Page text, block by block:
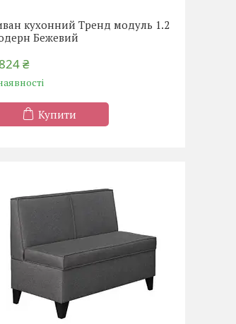
кухонний Тренд модуль 1.2
Бежевий
₴
Купити